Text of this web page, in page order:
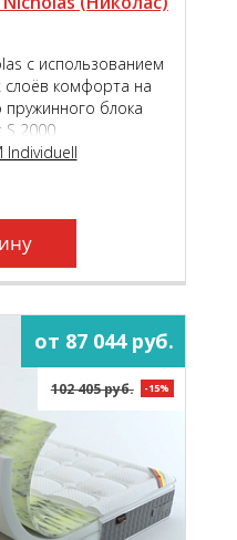
с использованием
слоёв комфорта на
блока
2000.
Individuell
от 87 044 руб.
102 405 руб. -15%